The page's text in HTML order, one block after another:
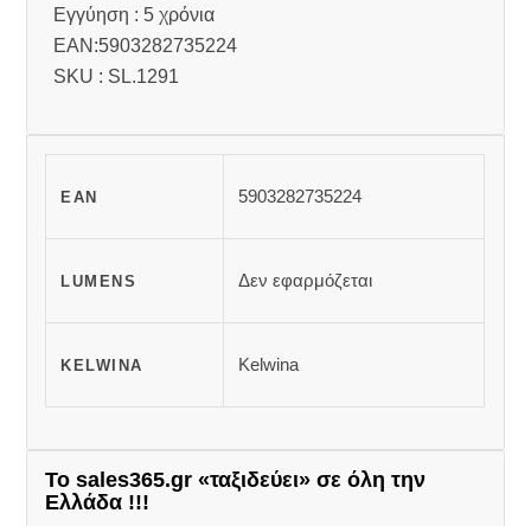
Εγγύηση : 5 χρόνια
EAN:5903282735224
SKU : SL.1291
EAN 5903282735224
LUMENS Δεν εφαρμόζεται
KELWINA Kelwina
Το sales365.gr «ταξιδεύει» σε όλη την
Ελλάδα !!!